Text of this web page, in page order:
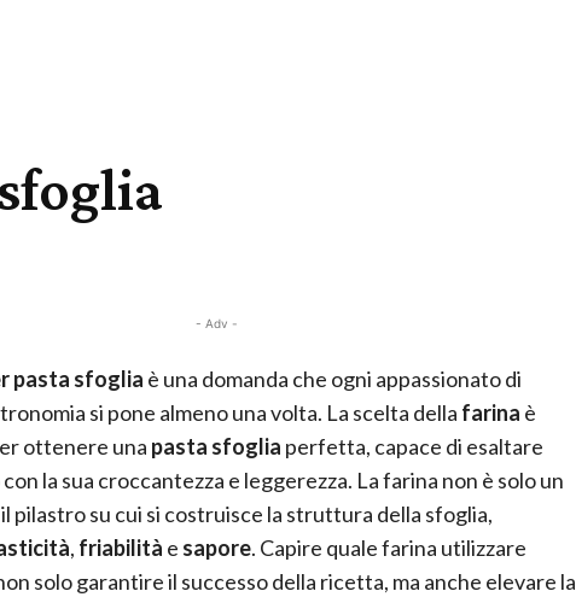
- Adv -
pasta sfoglia è una domanda che ogni appassionato di
si pone almeno una volta. La scelta della farina è
ottenere una pasta sfoglia perfetta, capace di esaltare
la sua croccantezza e leggerezza. La farina non è solo un
pilastro su cui si costruisce la struttura della sfoglia,
, friabilità e sapore. Capire quale farina utilizzare
solo garantire il successo della ricetta, ma anche elevare la